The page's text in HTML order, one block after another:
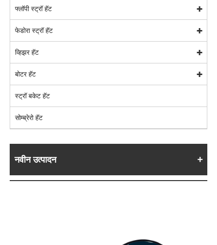
फ्लॉपी स्ट्रॉ हॅट
फेडोरा स्ट्रॉ हॅट
व्हिझर हॅट
बोटर हॅट
स्ट्रॉ बकेट हॅट
सोम्ब्रेरो हॅट
नवीन उत्पादन